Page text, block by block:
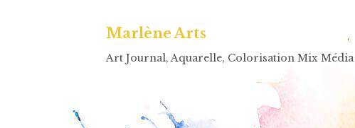
Marlène Arts
Art Journal, Aquarelle, Colorisation Mix Média